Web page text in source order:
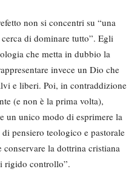
non si concentri su “una
di dominare tutto”. Egli
che metta in dubbio la
invece un Dio che
e liberi. Poi, in contraddizione
(e non è la prima volta),
un unico modo di esprimere la
pensiero teologico e pastorale
conservare la dottrina cristiana
rigido controllo”.